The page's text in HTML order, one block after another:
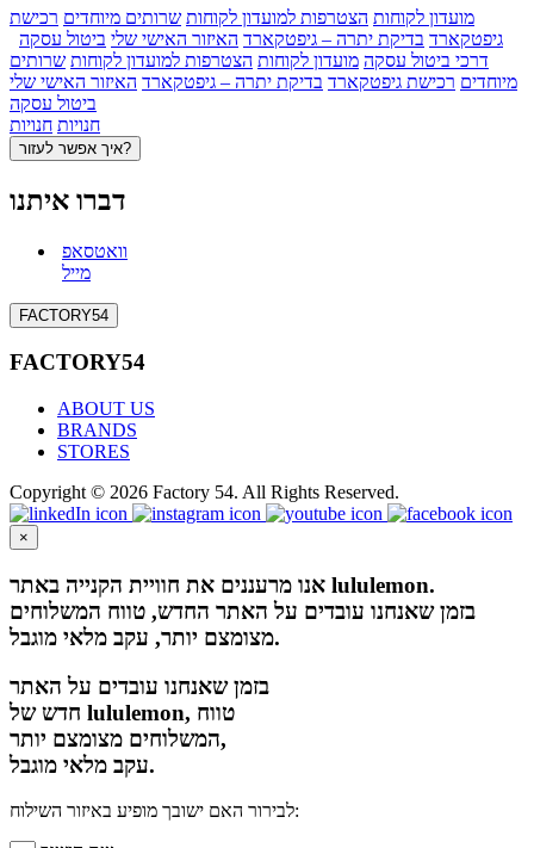
מועדון לקוחות הצטרפות למועדון לקוחות שרותים מיוחדים רכישת
גיפטקארד בדיקת יתרה – גיפטקארד האיזור האישי שלי ביטול עסקה
דרכי ביטול עסקה מועדון לקוחות הצטרפות למועדון לקוחות שרותים
מיוחדים רכישת גיפטקארד בדיקת יתרה – גיפטקארד האיזור האישי שלי
ביטול עסקה
חנויות חנויות
איך אפשר לעזור?
דברו איתנו
וואטסאפ
מייל
FACTORY54
FACTORY54
ABOUT US
BRANDS
STORES
Copyright © 2026 Factory 54. All Rights Reserved.
×
אנו מרעננים את חוויית הקנייה באתר lululemon.
בזמן שאנחנו עובדים על האתר החדש, טווח המשלוחים
מצומצם יותר, עקב מלאי מוגבל.
בזמן שאנחנו עובדים על האתר
חדש של lululemon, טווח
המשלוחים מצומצם יותר,
עקב מלאי מוגבל.
לבירור האם ישובך מופיע באיזור השילוח: